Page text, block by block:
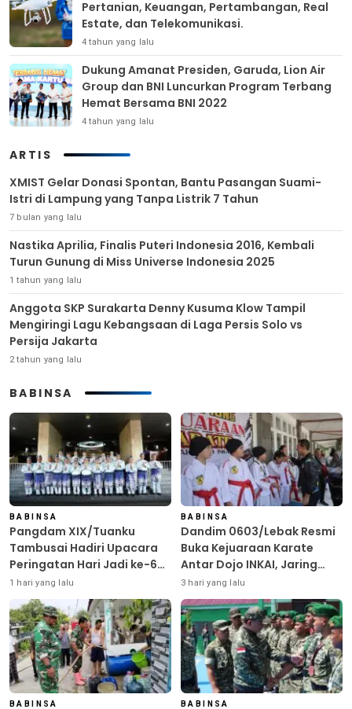
Pertanian, Keuangan, Pertambangan, Real
Estate, dan Telekomunikasi.
4 tahun yang lalu
Dukung Amanat Presiden, Garuda, Lion Air
Group dan BNI Luncurkan Program Terbang
Hemat Bersama BNI 2022
4 tahun yang lalu
ARTIS
XMIST Gelar Donasi Spontan, Bantu Pasangan Suami-
Istri di Lampung yang Tanpa Listrik 7 Tahun
7 bulan yang lalu
Nastika Aprilia, Finalis Puteri Indonesia 2016, Kembali
Turun Gunung di Miss Universe Indonesia 2025
1 tahun yang lalu
Anggota SKP Surakarta Denny Kusuma Klow Tampil
Mengiringi Lagu Kebangsaan di Laga Persis Solo vs
Persija Jakarta
2 tahun yang lalu
BABINSA
BABINSA
Pangdam XIX/Tuanku
Tambusai Hadiri Upacara
Peringatan Hari Jadi ke-69
Provinsi Riau
1 hari yang lalu
BABINSA
Dandim 0603/Lebak Resmi
Buka Kejuaraan Karate
Antar Dojo INKAI, Jaring
Bibit Atlet Unggul Sambut
HUT ke-81 RI
3 hari yang lalu
BABINSA BABINSA